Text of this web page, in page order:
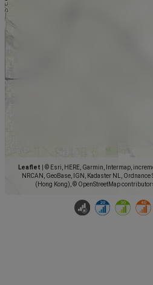
Leaflet
© Esri, HERE, Garmin, Intermap,
NRCAN, GeoBase, IGN, Kadaster NL,
(Hong Kong), © OpenStreetMap